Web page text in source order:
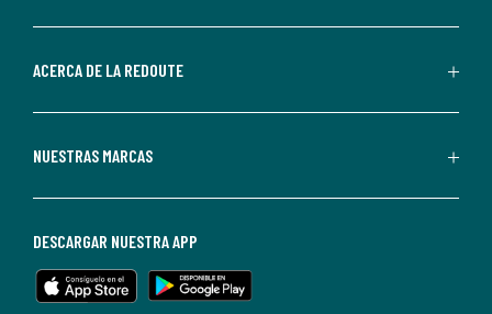
parte
Redoute.
de
en
cualquier
ACERCA DE LA REDOUTE
NUESTRAS MARCAS
DESCARGAR NUESTRA APP